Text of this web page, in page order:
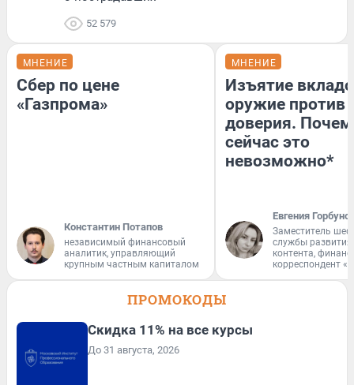
52 579
МНЕНИЕ
Сбер по цене
«Газпрома»
Константин Потапов
независимый финансовый
аналитик, управляющий
крупным частным капиталом
МНЕНИЕ
Изъятие
оружие против
доверия.
сейчас это
невозможно*
Евгения
Заместитель
службы
контента,
корреспондент
ПРОМОКОДЫ
Скидка 11% на все курсы
До 31 августа, 2026